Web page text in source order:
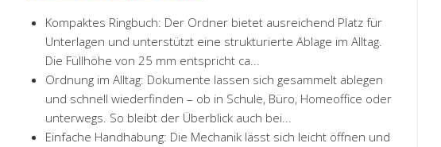
Kompaktes Ringbuch: Der Ordner bietet ausreichend Platz für
Unterlagen und unterstützt eine strukturierte Ablage im Alltag.
Die Füllhöhe von 25 mm entspricht ca...
Ordnung im Alltag: Dokumente lassen sich gesammelt ablegen
und schnell wiederfinden – ob in Schule, Büro, Homeoffice oder
unterwegs. So bleibt der Überblick auch bei...
Einfache Handhabung: Die Mechanik lässt sich leicht öffnen und